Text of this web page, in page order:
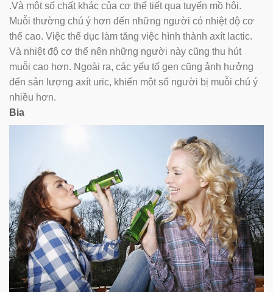
.Và một số chất khác của cơ thể tiết qua tuyến mồ hôi.
Muỗi thường chú ý hơn đến những người có nhiệt độ cơ
thể cao. Việc thể dục làm tăng việc hình thành axít lactic.
Và nhiệt độ cơ thể nên những người này cũng thu hút
muỗi cao hơn. Ngoài ra, các yếu tố gen cũng ảnh hưởng
đến sản lượng axít uric, khiến một số người bị muỗi chú ý
nhiều hơn.
Bia